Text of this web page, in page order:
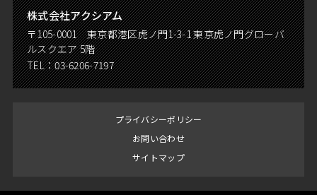
株式会社アクシアム
〒105-0001 東京都港区虎ノ門1-3-1 東京虎ノ門グローバ
ルスクエア 5階
TEL：03-6206-7197
プライバシーポリシー
お問い合わせ
サイトマップ